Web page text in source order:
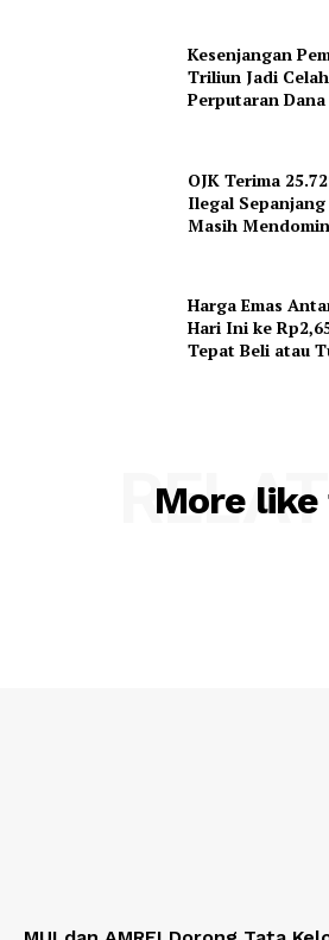
Kesenjangan
Triliun Jadi
Perputaran
OJK Terima
Ilegal
Masih
Harga Emas
Hari Ini ke
Tepat Beli atau
More like